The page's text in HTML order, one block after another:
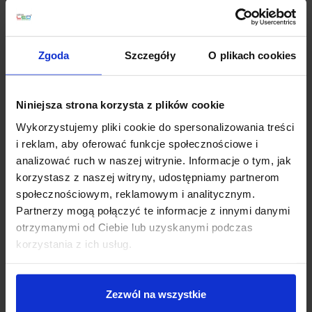
Zgoda Szczegóły O plikach cookies
Niniejsza strona korzysta z plików cookie
Wykorzystujemy pliki cookie do spersonalizowania treści
i reklam, aby oferować funkcje społecznościowe i
analizować ruch w naszej witrynie. Informacje o tym, jak
korzystasz z naszej witryny, udostępniamy partnerom
społecznościowym, reklamowym i analitycznym.
Partnerzy mogą połączyć te informacje z innymi danymi
otrzymanymi od Ciebie lub uzyskanymi podczas
korzystania z ich usług.
Zezwól na wszystkie
jest w trzech popularnych kolorach: biały, czarny lub
szary
Najważniejsze zalety
oczu, bez ostrych punktów
Wysoki współczynnik oddawania barw CRI 90 –
naturalne kolory we wnętrzu (świetne do drewna,
tkanin, dekoracji i obrazów).
Solidna konstrukcja– korpus z aluminium, dyfuzor z
poliwęglanu (PC), dopracowane detale i estetyczne
wykończenie.
Do wnętrz
– standard ochrony odpowiedni do
zastosowań wewnętrznych (IP40), zasilacz
Trwałe źródło LED– długa żywotność modułu LED
Spójna linia wzornicza
– kilka długości i mocy